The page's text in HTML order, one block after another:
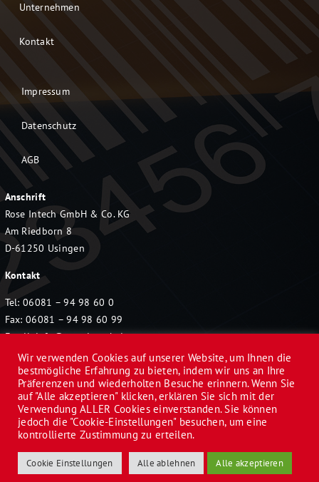
Unternehmen
Kontakt
Impressum
Datenschutz
AGB
Anschrift
Rose Intech GmbH & Co. KG
Am Riedborn 8
D-61250 Usingen
Kontakt
Tel: 06081 – 94 98 60 0
Fax: 06081 – 94 98 60 99
Email:info@rose-intech.de
© 2022 Rose Intech GmbH & Co. KG | Alle Rechte
vorbehalten
Wir verwenden Cookies auf unserer Website, um Ihnen die
bestmögliche Erfahrung zu bieten, indem wir uns an Ihre
Präferenzen und wiederholten Besuche erinnern. Wenn Sie
auf "Alle akzeptieren" klicken, erklären Sie sich mit der
Verwendung ALLER Cookies einverstanden. Sie können
jedoch die "Cookie-Einstellungen" besuchen, um eine
kontrollierte Zustimmung zu erteilen.
Cookie Einstellungen Alle ablehnen Alle akzeptieren